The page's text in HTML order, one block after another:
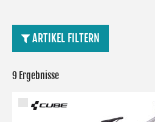
ARTIKEL FILTERN
9 Ergebnisse